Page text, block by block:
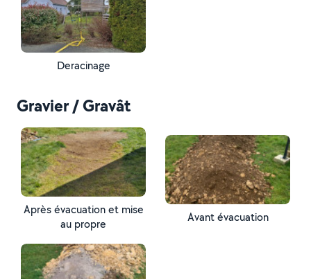
Deracinage
Gravier / Gravât
Après évacuation et mise
au propre
Avant évacuation